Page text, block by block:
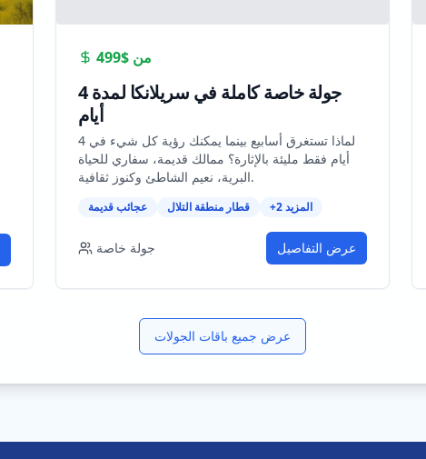
من $499
جولة خاصة كاملة في سريلانكا لمدة 4
أيام
لماذا تستغرق أسابيع بينما يمكنك رؤية كل شيء في 4
أيام فقط مليئة بالإثارة؟ ممالك قديمة، سفاري للحياة
البرية، نعيم الشاطئ وكنوز ثقافية.
عجائب قديمة قطار منطقة التلال +2المزيد
جولة خاصة عرض التفاصيل
عرض جميع باقات الجولات